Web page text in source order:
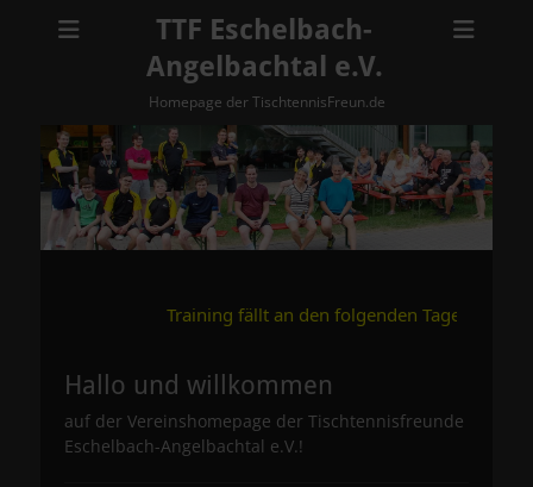
TTF Eschelbach-
Angelbachtal e.V.
Homepage der TischtennisFreun.de
fällt an den folgenden Tagen aus: Dienstag, 14.07. ###
Hallo und willkommen
auf der Vereinshomepage der Tischtennisfreunde
Eschelbach-Angelbachtal e.V.!